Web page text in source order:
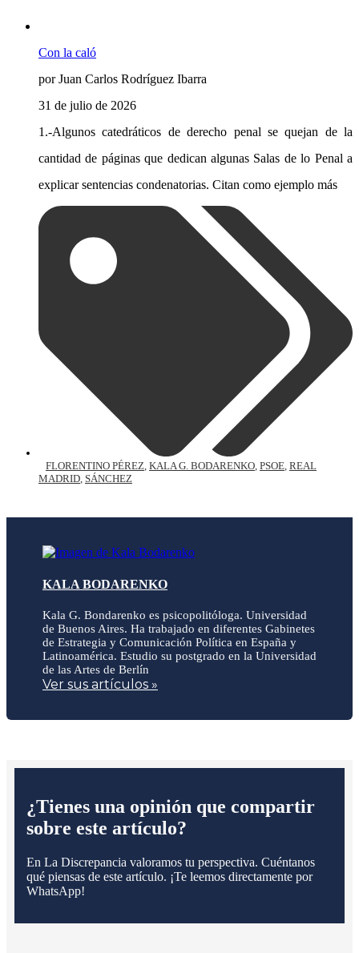
Con la caló
por Juan Carlos Rodríguez Ibarra
31 de julio de 2026
1.-Algunos catedráticos de derecho penal se quejan de la
cantidad de páginas que dedican algunas Salas de lo Penal a
explicar sentencias condenatorias. Citan como ejemplo más
FLORENTINO PÉREZ, KALA G. BODARENKO, PSOE, REAL
MADRID, SÁNCHEZ
KALA BODARENKO
Kala G. Bondarenko es psicopolitóloga. Universidad
de Buenos Aires. Ha trabajado en diferentes Gabinetes
de Estrategia y Comunicación Política en España y
Latinoamérica. Estudio su postgrado en la Universidad
de las Artes de Berlín
Ver sus artículos »
¿Tienes una opinión que compartir
sobre este artículo?
En La Discrepancia valoramos tu perspectiva. Cuéntanos
qué piensas de este artículo. ¡Te leemos directamente por
WhatsApp!